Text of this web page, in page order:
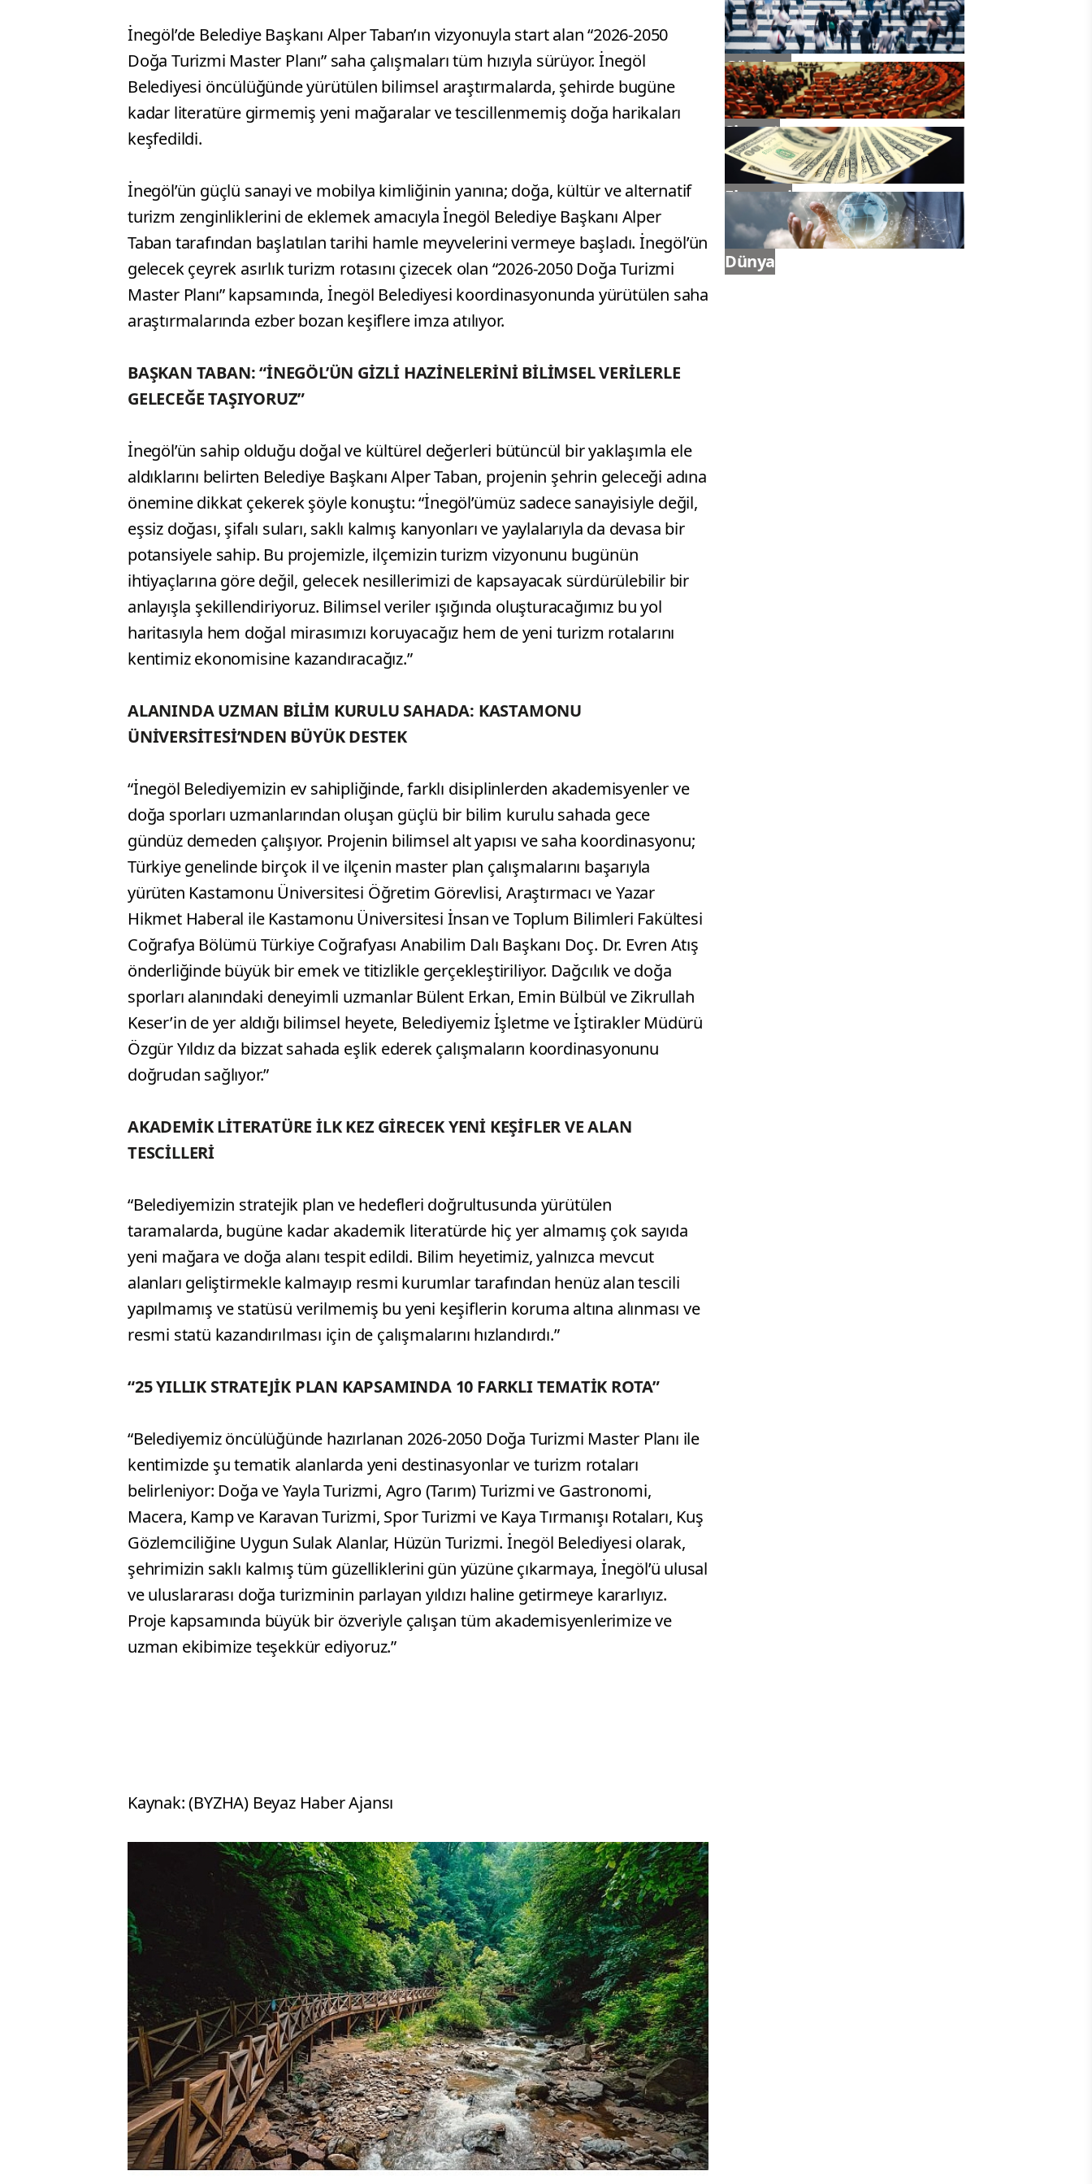
İnegöl’de Belediye Başkanı Alper Taban’ın vizyonuyla start alan “2026-2050
Doğa Turizmi Master Planı” saha çalışmaları tüm hızıyla sürüyor. İnegöl
Belediyesi öncülüğünde yürütülen bilimsel araştırmalarda, şehirde bugüne
kadar literatüre girmemiş yeni mağaralar ve tescillenmemiş doğa harikaları
keşfedildi.
İnegöl’ün güçlü sanayi ve mobilya kimliğinin yanına; doğa, kültür ve alternatif
turizm zenginliklerini de eklemek amacıyla İnegöl Belediye Başkanı Alper
Taban tarafından başlatılan tarihi hamle meyvelerini vermeye başladı. İnegöl’ün
gelecek çeyrek asırlık turizm rotasını çizecek olan “2026-2050 Doğa Turizmi
Master Planı” kapsamında, İnegöl Belediyesi koordinasyonunda yürütülen saha
araştırmalarında ezber bozan keşiflere imza atılıyor.
BAŞKAN TABAN: “İNEGÖL’ÜN GİZLİ HAZİNELERİNİ BİLİMSEL VERİLERLE
GELECEĞE TAŞIYORUZ”
İnegöl’ün sahip olduğu doğal ve kültürel değerleri bütüncül bir yaklaşımla ele
aldıklarını belirten Belediye Başkanı Alper Taban, projenin şehrin geleceği adına
önemine dikkat çekerek şöyle konuştu: “İnegöl’ümüz sadece sanayisiyle değil,
eşsiz doğası, şifalı suları, saklı kalmış kanyonları ve yaylalarıyla da devasa bir
potansiyele sahip. Bu projemizle, ilçemizin turizm vizyonunu bugünün
ihtiyaçlarına göre değil, gelecek nesillerimizi de kapsayacak sürdürülebilir bir
anlayışla şekillendiriyoruz. Bilimsel veriler ışığında oluşturacağımız bu yol
haritasıyla hem doğal mirasımızı koruyacağız hem de yeni turizm rotalarını
kentimiz ekonomisine kazandıracağız.”
ALANINDA UZMAN BİLİM KURULU SAHADA: KASTAMONU
ÜNİVERSİTESİ’NDEN BÜYÜK DESTEK
“İnegöl Belediyemizin ev sahipliğinde, farklı disiplinlerden akademisyenler ve
doğa sporları uzmanlarından oluşan güçlü bir bilim kurulu sahada gece
gündüz demeden çalışıyor. Projenin bilimsel alt yapısı ve saha koordinasyonu;
Türkiye genelinde birçok il ve ilçenin master plan çalışmalarını başarıyla
yürüten Kastamonu Üniversitesi Öğretim Görevlisi, Araştırmacı ve Yazar
Hikmet Haberal ile Kastamonu Üniversitesi İnsan ve Toplum Bilimleri Fakültesi
Coğrafya Bölümü Türkiye Coğrafyası Anabilim Dalı Başkanı Doç. Dr. Evren Atış
önderliğinde büyük bir emek ve titizlikle gerçekleştiriliyor. Dağcılık ve doğa
sporları alanındaki deneyimli uzmanlar Bülent Erkan, Emin Bülbül ve Zikrullah
Keser’in de yer aldığı bilimsel heyete, Belediyemiz İşletme ve İştirakler Müdürü
Özgür Yıldız da bizzat sahada eşlik ederek çalışmaların koordinasyonunu
doğrudan sağlıyor.”
AKADEMİK LİTERATÜRE İLK KEZ GİRECEK YENİ KEŞİFLER VE ALAN
TESCİLLERİ
“Belediyemizin stratejik plan ve hedefleri doğrultusunda yürütülen
taramalarda, bugüne kadar akademik literatürde hiç yer almamış çok sayıda
yeni mağara ve doğa alanı tespit edildi. Bilim heyetimiz, yalnızca mevcut
alanları geliştirmekle kalmayıp resmi kurumlar tarafından henüz alan tescili
yapılmamış ve statüsü verilmemiş bu yeni keşiflerin koruma altına alınması ve
resmi statü kazandırılması için de çalışmalarını hızlandırdı.”
“25 YILLIK STRATEJİK PLAN KAPSAMINDA 10 FARKLI TEMATİK ROTA”
“Belediyemiz öncülüğünde hazırlanan 2026-2050 Doğa Turizmi Master Planı ile
kentimizde şu tematik alanlarda yeni destinasyonlar ve turizm rotaları
belirleniyor: Doğa ve Yayla Turizmi, Agro (Tarım) Turizmi ve Gastronomi,
Macera, Kamp ve Karavan Turizmi, Spor Turizmi ve Kaya Tırmanışı Rotaları, Kuş
Gözlemciliğine Uygun Sulak Alanlar, Hüzün Turizmi. İnegöl Belediyesi olarak,
şehrimizin saklı kalmış tüm güzelliklerini gün yüzüne çıkarmaya, İnegöl’ü ulusal
ve uluslararası doğa turizminin parlayan yıldızı haline getirmeye kararlıyız.
Proje kapsamında büyük bir özveriyle çalışan tüm akademisyenlerimize ve
uzman ekibimize teşekkür ediyoruz.”
Kaynak: (BYZHA) Beyaz Haber Ajansı
Gündem
Siyaset
Ekonomi
Dünya